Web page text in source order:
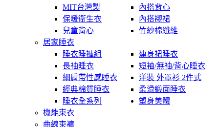
MIT台灣製
內搭背心
保暖衛生衣
內搭襯裙
兒童背心
竹紗棉纖維
居家睡衣
睡衣睡褲組
連身裙睡衣
長袖睡衣
短袖/無袖/背心睡衣
細肩帶性感睡衣
洋裝 外罩衫 2件式
經典棉質睡衣
柔滑緞面睡衣
睡衣全系列
塑身美體
機能束衣
曲線束褲